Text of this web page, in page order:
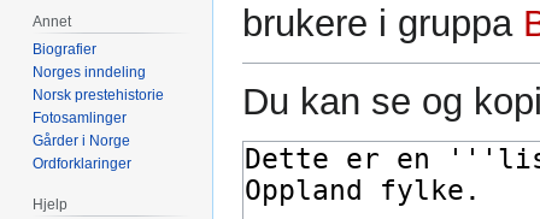
brukere i gruppa
Du kan se og
Annet
Biografier
Norges inndeling
Norsk prestehistorie
Fotosamlinger
Gårder i Norge
Ordforklaringer
Hjelp